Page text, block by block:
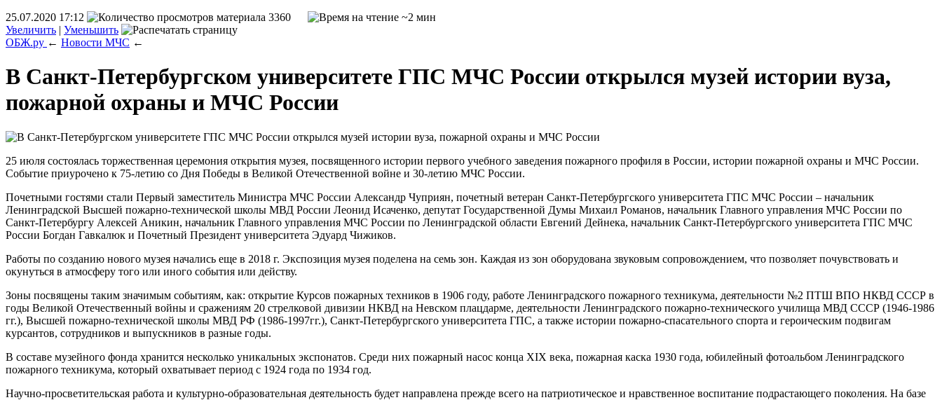
25.07.2020 17:12
3360
~2 мин
Увеличить | Уменьшить
ОБЖ.ру ← Новости МЧС ←
В Санкт-Петербургском университете ГПС МЧС России открылся музей истории вуза,
пожарной охраны и МЧС России
25 июля состоялась торжественная церемония открытия музея, посвященного истории первого учебного заведения пожарного профиля в России, истории пожарной охраны и МЧС России.
Событие приурочено к 75-летию со Дня Победы в Великой Отечественной войне и 30-летию МЧС России.
Почетными гостями стали Первый заместитель Министра МЧС России Александр Чуприян, почетный ветеран Санкт-Петербургского университета ГПС МЧС России – начальник
Ленинградской Высшей пожарно-технической школы МВД России Леонид Исаченко, депутат Государственной Думы Михаил Романов, начальник Главного управления МЧС России по
Санкт-Петербургу Алексей Аникин, начальник Главного управления МЧС России по Ленинградской области Евгений Дейнека, начальник Санкт-Петербургского университета ГПС МЧС
России Богдан Гавкалюк и Почетный Президент университета Эдуард Чижиков.
Работы по созданию нового музея начались еще в 2018 г. Экспозиция музея поделена на семь зон. Каждая из зон оборудована звуковым сопровождением, что позволяет почувствовать и
окунуться в атмосферу того или иного события или действу.
Зоны посвящены таким значимым событиям, как: открытие Курсов пожарных техников в 1906 году, работе Ленинградского пожарного техникума, деятельности №2 ПТШ ВПО НКВД СССР в
годы Великой Отечественный войны и сражениям 20 стрелковой дивизии НКВД на Невском плацдарме, деятельности Ленинградского пожарно-технического училища МВД СССР (1946-1986
гг.), Высшей пожарно-технической школы МВД РФ (1986-1997гг.), Санкт-Петербургского университета ГПС, а также истории пожарно-спасательного спорта и героическим подвигам
курсантов, сотрудников и выпускников в разные годы.
В составе музейного фонда хранится несколько уникальных экспонатов. Среди них пожарный насос конца XIX века, пожарная каска 1930 года, юбилейный фотоальбом Ленинградского
пожарного техникума, который охватывает период с 1924 года по 1934 год.
Научно-просветительская работа и культурно-образовательная деятельность будет направлена прежде всего на патриотическое и нравственное воспитание подрастающего поколения. На базе